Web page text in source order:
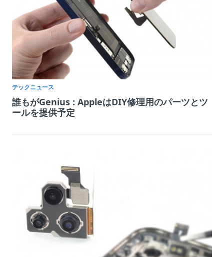
テックニュース
誰もがGenius : AppleはDIY修理用のパーツとツ
ールを提供予定